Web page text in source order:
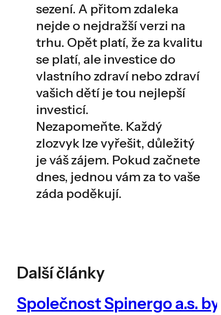
sezení. A přitom zdaleka
nejde o nejdražší verzi na
trhu. Opět platí, že za kvalitu
se platí, ale investice do
vlastního zdraví nebo zdraví
vašich dětí je tou nejlepší
investicí.
Nezapomeňte. Každý
zlozvyk lze vyřešit, důležitý
je váš zájem. Pokud začnete
dnes, jednou vám za to vaše
záda poděkují.
Další články
Společnost Spinergo a.s.